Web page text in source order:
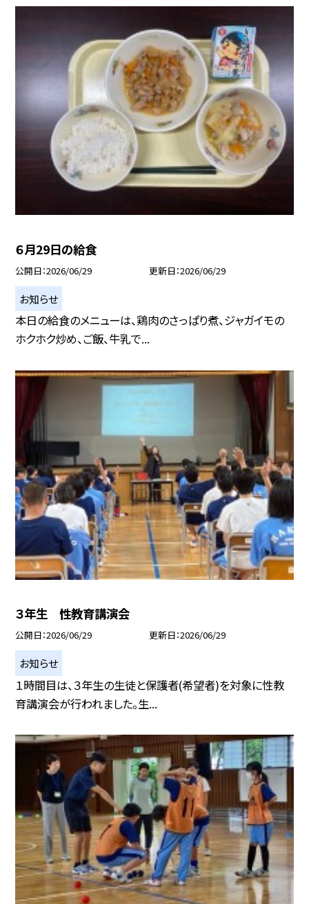
６月29日の給食
公開日 2026/06/29 更新日 2026/06/29
お知らせ
本日の給食のメニューは、鶏肉のさっぱり煮、ジャガイモの
ホクホク炒め、ご飯、牛乳で...
３年生 性教育講演会
公開日 2026/06/29 更新日 2026/06/29
お知らせ
１時間目は、３年生の生徒と保護者(希望者)を対象に性教
育講演会が行われました。生...